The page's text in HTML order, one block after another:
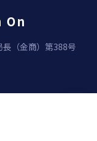
On
（金商）第388号